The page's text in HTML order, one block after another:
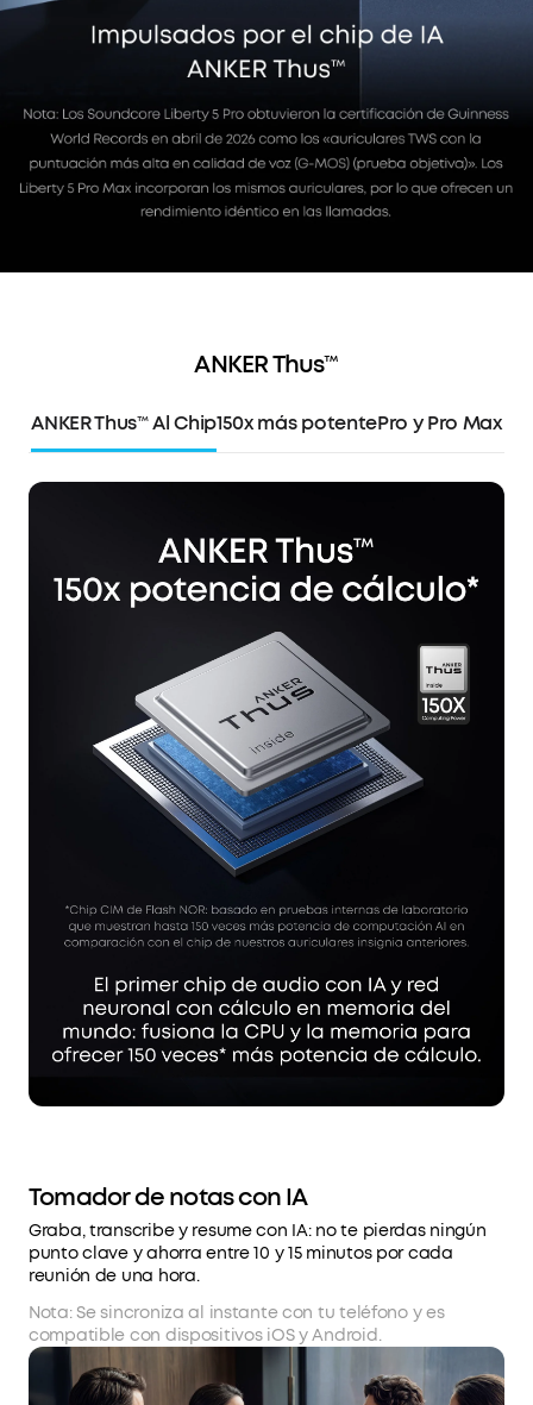
ANKER Thus™
ANKER Thus™ Al Chip150x más potentePro y Pro Max
Tomador de notas con IA
Graba, transcribe y resume con IA: no te pierdas ningún
punto clave y ahorra entre 10 y 15 minutos por cada
reunión de una hora.
Nota: Se sincroniza al instante con tu teléfono y es
compatible con dispositivos iOS y Android.